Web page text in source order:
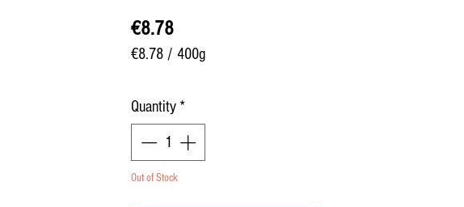
€8.78Price
€8.78 / 400g
400
Quantity *
Out of Stock